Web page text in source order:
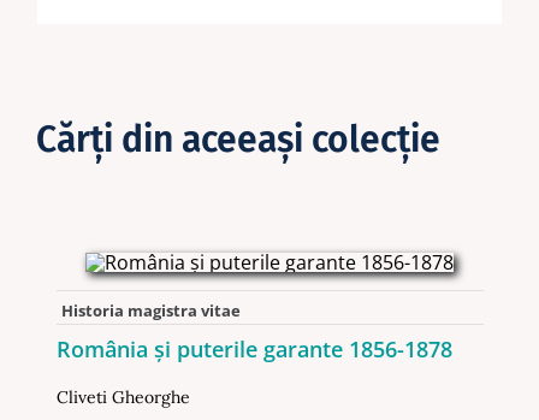
Cărţi din aceeaşi colecţie
Historia magistra vitae
România şi puterile garante 1856-1878
Cliveti Gheorghe